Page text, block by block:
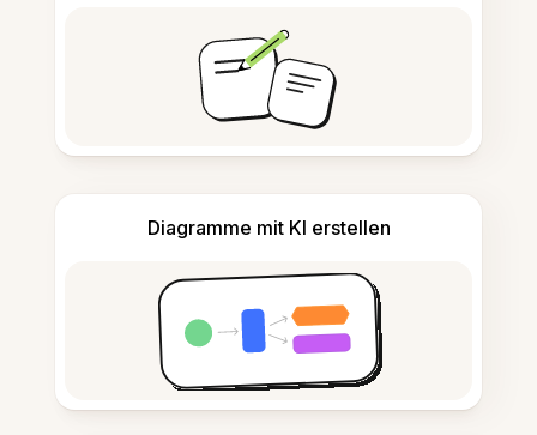
Diagramme mit KI erstellen